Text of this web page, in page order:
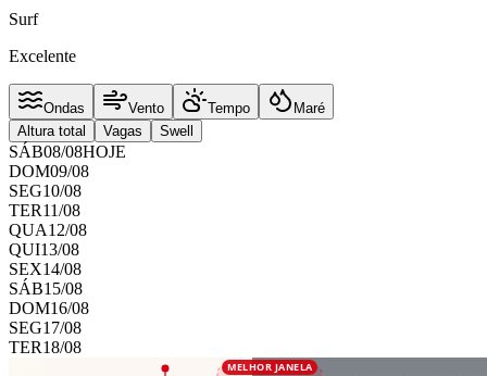
Surf
Excelente
Ondas Vento Tempo
Maré
Altura total
Vagas Swell
SÁB08/08HOJE
DOM09/08
SEG10/08
TER11/08
QUA12/08
QUI13/08
SEX14/08
SÁB15/08
DOM16/08
SEG17/08
TER18/08
MELHOR JANELA